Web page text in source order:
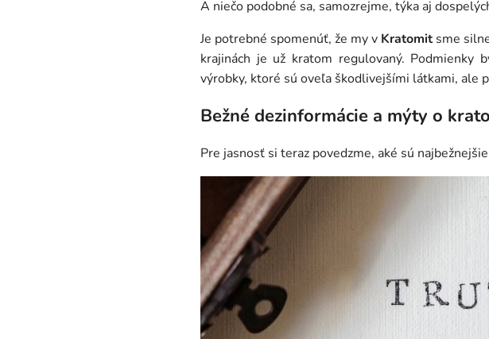
A niečo podobné sa, samozrejme, týka aj
Je potrebné spomenúť, že my v Kratomitsme
krajinách je už kratom regulovaný.
výrobky, ktoré sú oveľa škodlivejšími látkami, ale
Bežné dezinformácie a mýty o
Pre jasnosť si teraz povedzme, aké sú